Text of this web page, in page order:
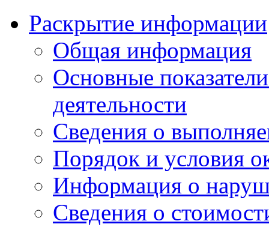
Раскрытие информации
Общая информация
Основные
деятельности
Сведения о
Порядок и условия
Информация о
Сведения о